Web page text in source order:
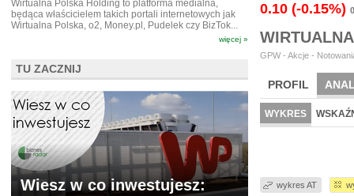
0.10 (-0.15%)
GPW - Akcje -
PROFIL
WYCENA BR
WYKRES
wykres AT
Wirtualna Polska Holding to platforma medialna,
będąca właścicielem takich portali internetowych jak
Wirtualna Polska, o2, Money.pl, Pudelek czy BizTok...
więcej »
TU ZACZNIJ
Wiesz w co inwestujesz: